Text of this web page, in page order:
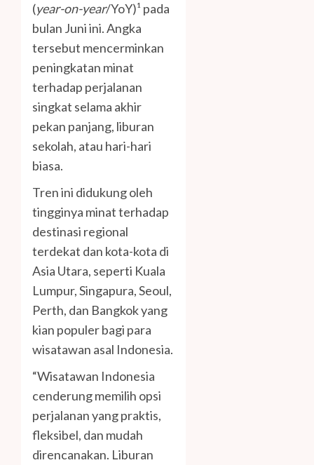
(year-on-year/YoY)¹ pada
bulan Juni ini. Angka
tersebut mencerminkan
peningkatan minat
terhadap perjalanan
singkat selama akhir
pekan panjang, liburan
sekolah, atau hari-hari
biasa.
Tren ini didukung oleh
tingginya minat terhadap
destinasi regional
terdekat dan kota-kota di
Asia Utara, seperti Kuala
Lumpur, Singapura, Seoul,
Perth, dan Bangkok yang
kian populer bagi para
wisatawan asal Indonesia.
“Wisatawan Indonesia
cenderung memilih opsi
perjalanan yang praktis,
fleksibel, dan mudah
direncanakan. Liburan